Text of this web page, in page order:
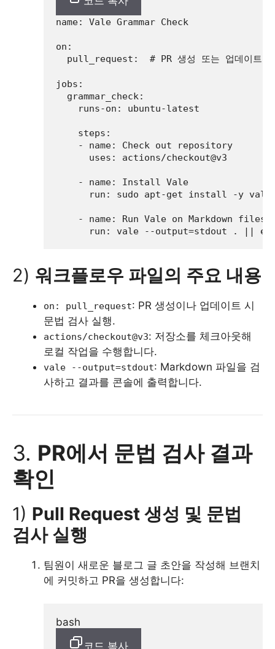
name: Vale Grammar Check
on:
pull_request:
# PR 생성 또는 업데이트
jobs:
grammar_check:
runs-on:
ubuntu-latest
steps:
-
name: Check out
repository
uses:
actions/checkout@v3
- name: Install Vale
run:
sudo apt-get install -y vale
- name: Run Vale on Markdown
files
run:
vale --output=stdout . ||
2) 워크플로우 파일의 주요 내용
on: pull_request: PR 생성이나 업데이트 시
문법 검사 실행.
actions/checkout@v3: 저장소를 체크아웃해
로컬 작업을 수행합니다.
vale --output=stdout: Markdown 파일을 검
사하고 결과를 콘솔에 출력합니다.
3. PR에서 문법 검사 결과
확인
1) Pull Request 생성 및 문법
검사 실행
팀원이 새로운 블로그 글 초안을 작성해 브랜치
에 커밋하고 PR을 생성합니다:
bash
코드 복사